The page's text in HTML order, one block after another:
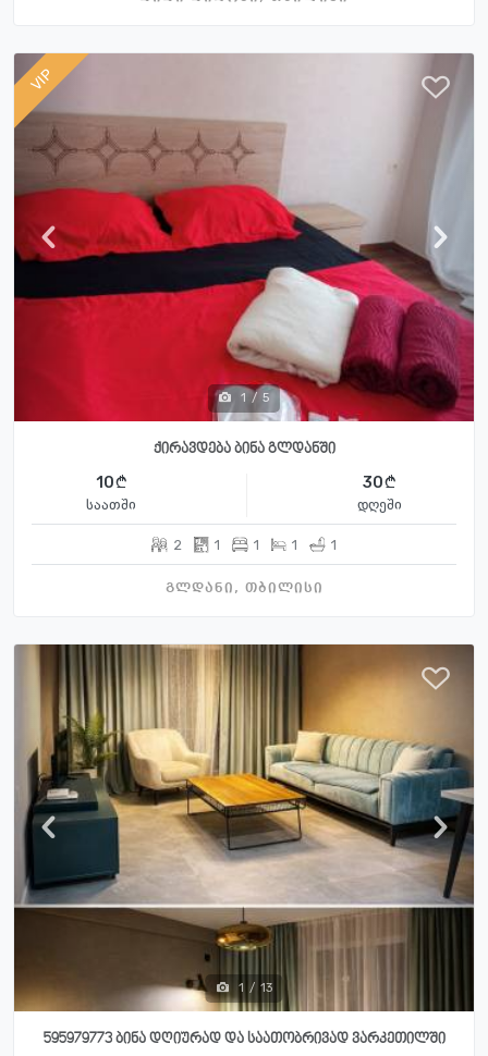
VIP
1 / 5
ქირავდება ბინა გლდანში
10
საათში
30
დღეში
2 1 1 1 1
გლდანი, თბილისი
1 / 13
595979773 ბინა დღიურად და საათობრივად ვარკეთილში